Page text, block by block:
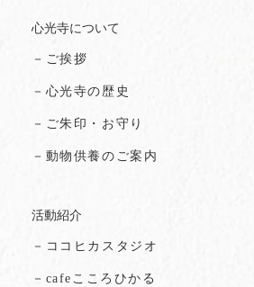
心光寺について
－ご挨拶
－心光寺の歴史
－ご朱印・お守り
－動物供養のご案内
活動紹介
－ココヒカスタジオ
－cafeこころひかる